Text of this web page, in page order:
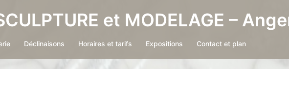
et MODELAGE –
Déclinaisons Horaires et tarifs Expositions Contact et plan